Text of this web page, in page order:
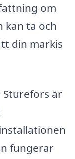
om
kan ta och
din markis
Sturefors är
fungerar